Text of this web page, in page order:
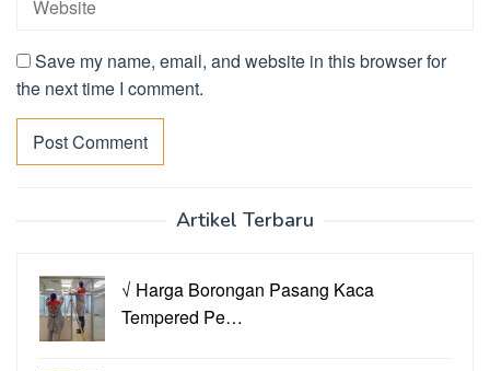
Save my name, email, and website in this browser for
the next time I comment.
Artikel Terbaru
√ Harga Borongan Pasang Kaca
Tempered Pe…